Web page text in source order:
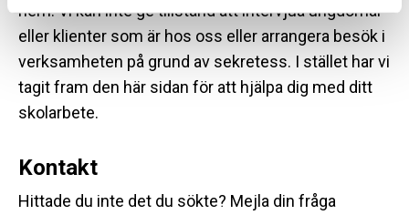
hem. Vi kan inte ge tillstånd att intervjua ungdomar
eller klienter som är hos oss eller arrangera besök i
verksamheten på grund av sekretess. I stället har vi
tagit fram den här sidan för att hjälpa dig med ditt
skolarbete.
Kontakt
Hittade du inte det du sökte? Mejla din fråga